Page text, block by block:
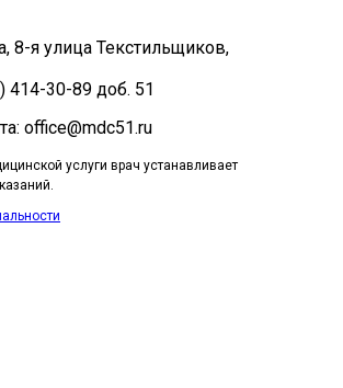
​8-я улица Текстильщиков,
414-30-89 доб. 51
office@mdc51.ru
услуги врач устанавливает